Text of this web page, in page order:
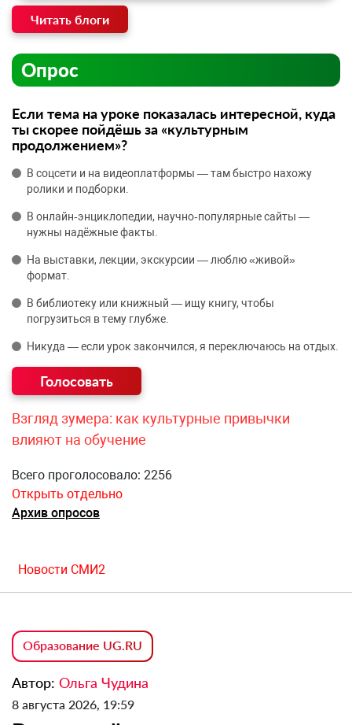
Читать блоги
Опрос
Если тема на уроке показалась интересной, куда
ты скорее пойдёшь за «культурным
продолжением»?
В соцсети и на видеоплатформы — там быстро нахожу
ролики и подборки.
В онлайн‑энциклопедии, научно‑популярные сайты —
нужны надёжные факты.
На выставки, лекции, экскурсии — люблю «живой»
формат.
В библиотеку или книжный — ищу книгу, чтобы
погрузиться в тему глубже.
Никуда — если урок закончился, я переключаюсь на отдых.
Взгляд зумера: как культурные привычки
влияют на обучение
Всего проголосовало: 2256
Открыть отдельно
Архив опросов
Новости СМИ2
Образование UG.RU
Автор: Ольга Чудина
8 августа 2026, 19:59